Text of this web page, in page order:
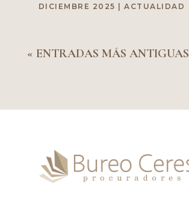
DICIEMBRE 2025 |ACTUALIDAD
« ENTRADAS MÁS ANTIGUAS